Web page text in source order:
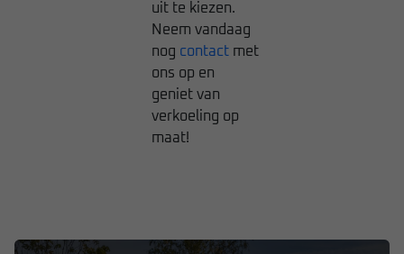
uit te kiezen.
Neem vandaag
nog contact met
ons op en
geniet van
verkoeling op
maat!